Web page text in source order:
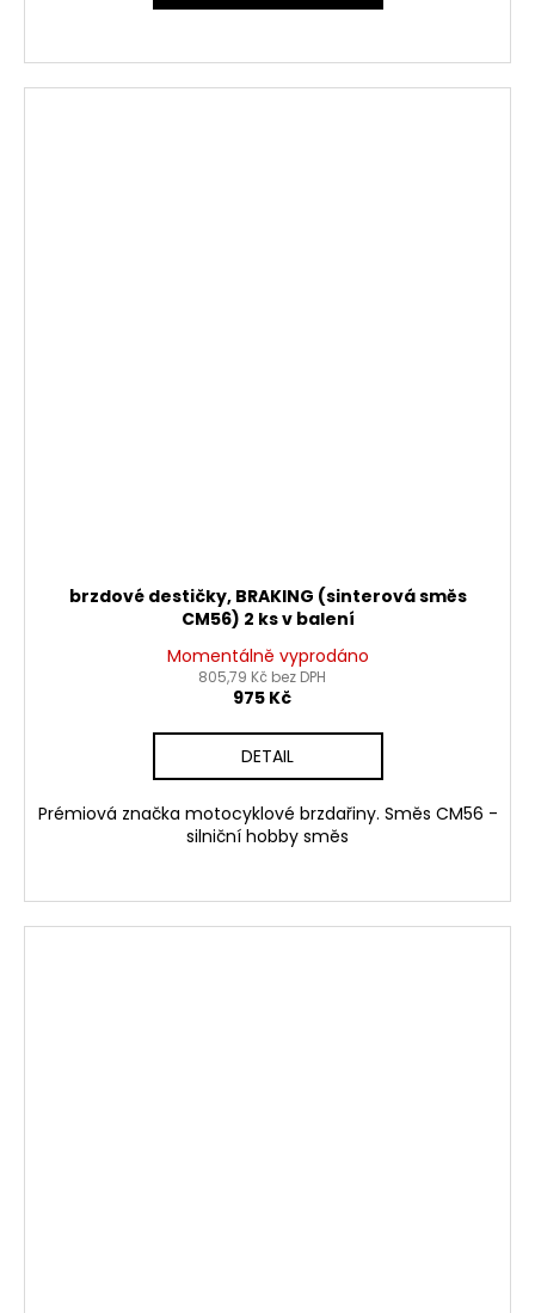
brzdové destičky, BRAKING (sinterová směs
CM56) 2 ks v balení
Momentálně vyprodáno
805,79 Kč bez DPH
975 Kč
DETAIL
Prémiová značka motocyklové brzdařiny. Směs CM56 -
silniční hobby směs